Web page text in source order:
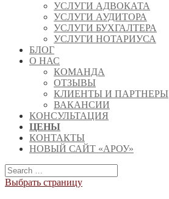
УСЛУГИ АДВОКАТА
УСЛУГИ АУДИТОРА
УСЛУГИ БУХГАЛТЕРА
УСЛУГИ НОТАРИУСА
БЛОГ
О НАС
КОМАНДА
ОТЗЫВЫ
КЛИЕНТЫ И ПАРТНЕРЫ
ВАКАНСИИ
КОНСУЛЬТАЦИЯ
ЦЕНЫ
КОНТАКТЫ
НОВЫЙ САЙТ «АРОУ»
Выбрать страницу